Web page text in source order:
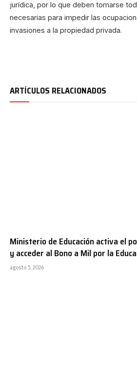
jurídica, por lo que deben tomarse
necesarias para impedir las
invasiones a la propiedad privada.
ARTÍCULOS RELACIONADOS
Ministerio de Educación activa el
y acceder al Bono a Mil por la
agosto 5, 2026